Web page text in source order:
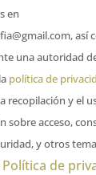
en
así
una autoridad
política de
recopilación y el
sobre acceso,
y otros
Política de